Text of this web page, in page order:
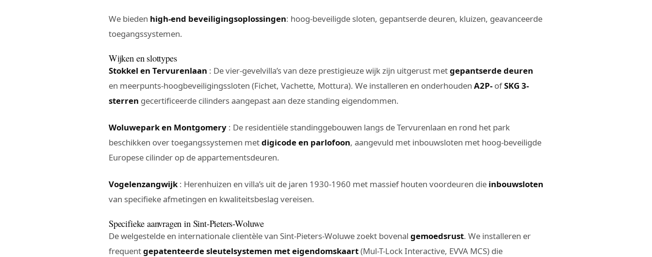
We bieden high-end beveiligingsoplossingen: hoog-beveiligde sloten, gepantserde deuren, kluizen, geavanceerde
toegangssystemen.
Wijken en slottypes
Stokkel en Tervurenlaan : De vier-gevelvilla’s van deze prestigieuze wijk zijn uitgerust metgepantserde deuren
en meerpunts-hoogbeveiligingssloten (Fichet, Vachette, Mottura). We installeren en onderhouden A2P- ofSKG 3-
sterren gecertificeerde cilinders aangepast aan deze standing eigendommen.
Woluwepark en Montgomery : De residentiële standinggebouwen langs de Tervurenlaan en rond het park
beschikken over toegangssystemen metdigicode en parlofoon, aangevuld met inbouwsloten met hoog-beveiligde
Europese cilinder op de appartementsdeuren.
Vogelenzangwijk: Herenhuizen en villa’s uit de jaren 1930-1960 met massief houten voordeuren die inbouwsloten
van specifieke afmetingen en kwaliteitsbeslag vereisen.
Specifieke aanvragen in Sint-Pieters-Woluwe
De welgestelde en internationale clientèle van Sint-Pieters-Woluwe zoekt bovenal gemoedsrust. We installeren er
frequentgepatenteerde sleutelsystemen met eigendomskaart(Mul-T-Lock Interactive, EVVA MCS) die